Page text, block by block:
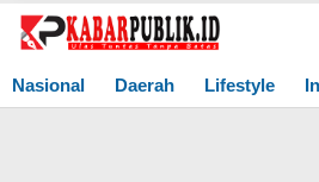
Lewati
Nasional
Daerah Lifestyle